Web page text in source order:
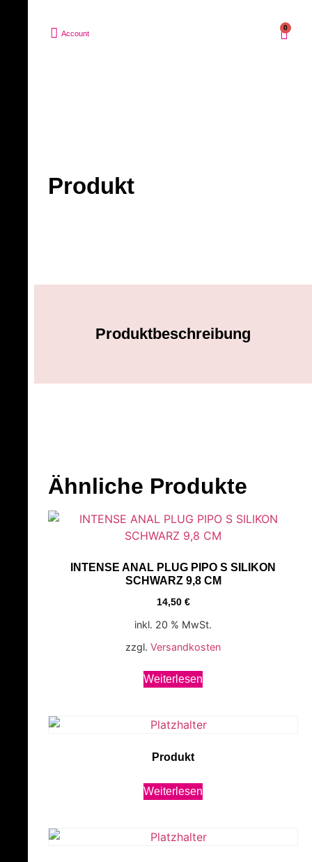
Account
0
Produkt
Produktbeschreibung
Ähnliche Produkte
INTENSE ANAL PLUG PIPO S SILIKON
SCHWARZ 9,8 CM
14,50 €
inkl. 20 % MwSt.
zzgl.Versandkosten
Weiterlesen
Produkt
Weiterlesen